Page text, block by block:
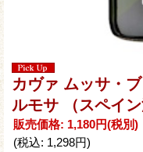
カヴァ ムッサ・
ルモサ （スペイン
販売価格: 1,180円(税別)
(税込: 1,298円)